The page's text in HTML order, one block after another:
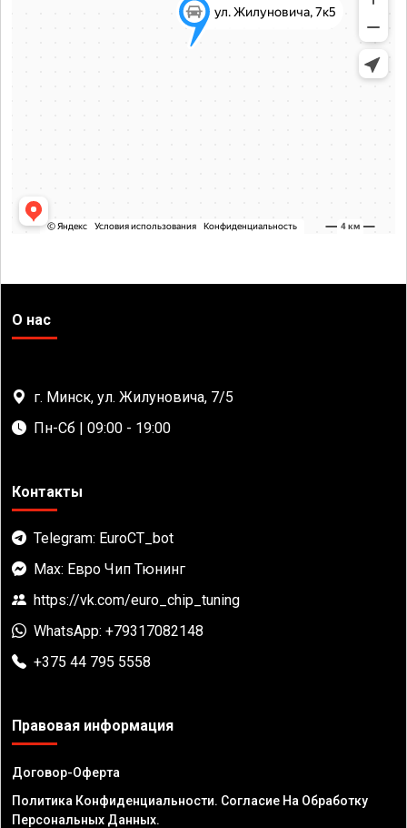
О нас
г. Минск, ул. Жилуновича, 7/5
Пн-Сб | 09:00 - 19:00
Контакты
Telegram: EuroCT_bot
Max: Евро Чип Тюнинг
https://vk.com/euro_chip_tuning
WhatsApp: +79317082148
+375 44 795 5558
Правовая информация
Договор-Оферта
Политика Конфиденциальности. Согласие На Обработку
Персональных Данных.